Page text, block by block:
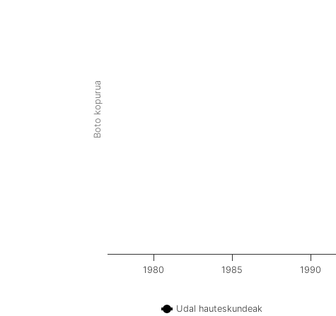
Boto kopurua
Udal hauteskundeak
1980 1985 1990